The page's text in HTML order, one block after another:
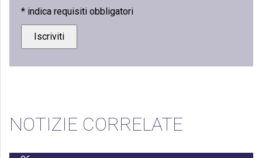
* indica requisiti obbligatori
NOTIZIE CORRELATE